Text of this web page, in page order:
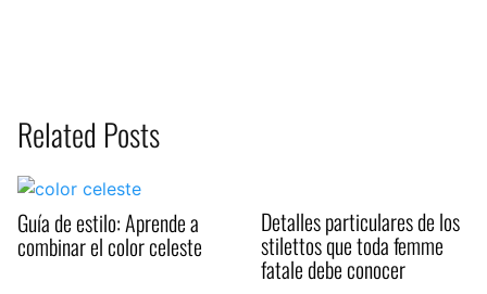
Related Posts
Guía de estilo: Aprende a
combinar el color celeste
Detalles particulares de los
stilettos que toda femme
fatale debe conocer